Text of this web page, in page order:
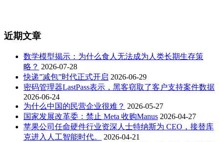
近期文章
数学模型揭示：为什么食人无法成为人类长期生存策
略？ 2026-07-28
快递”减包”时代正式开启 2026-06-29
密码管理器LastPass表示，黑客窃取了客户支持案件数据
2026-06-24
为什么中国的民营企业很难？ 2026-05-27
国家发展改革委：禁止 Meta 收购Manus 2026-04-27
苹果公司任命硬件行业资深人士特纳斯为 CEO，接替库
克进入人工智能时代。
2026-04-21